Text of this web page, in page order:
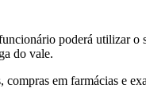
poderá utilizar
do vale.
em farmácias e